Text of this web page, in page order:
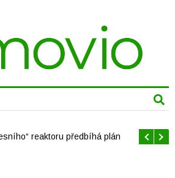
reaktoru předbíhá plán